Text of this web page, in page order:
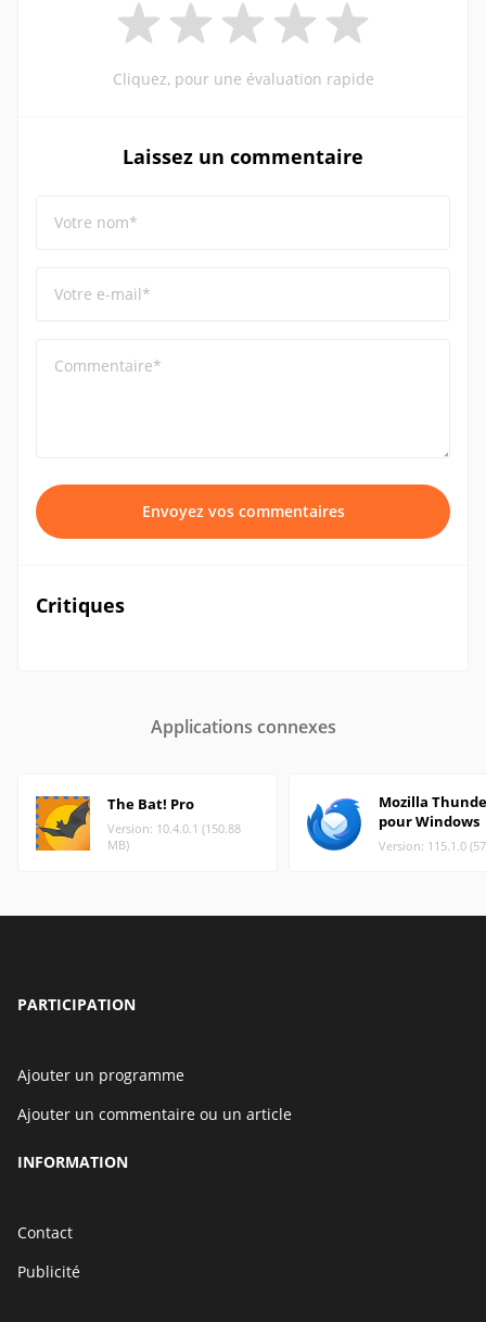
Cliquez, pour une évaluation rapide
Laissez un commentaire
Votre nom*
Votre e-mail*
Commentaire*
Envoyez vos commentaires
Critiques
Applications connexes
The Bat! Pro
Version: 10.4.0.1 (150.88
MB)
Mozilla
pour Windows
Version: 115.1.0
PARTICIPATION
Ajouter un programme
Ajouter un commentaire ou un article
INFORMATION
Contact
Publicité